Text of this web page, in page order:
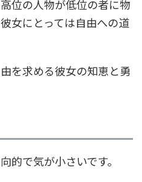
位の人物が低位の者に物
女にとっては自由への道
を求める彼女の知恵と勇
的で気が小さいです。